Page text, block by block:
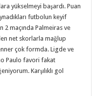
yükselmeyi başardı. Puan
futbolun keyif
2 maçında Palmeiras ve
net skorlarla mağlup
çok formda. Ligde ve
Paulo favori fakat
Karşılıklı gol